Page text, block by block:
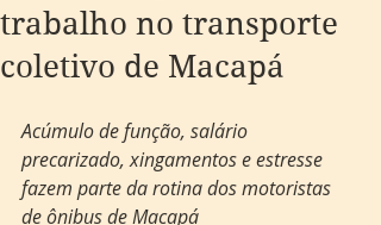
trabalho no transporte
coletivo de Macapá
Acúmulo de função, salário
precarizado, xingamentos e estresse
fazem parte da rotina dos motoristas
de ônibus de Macapá